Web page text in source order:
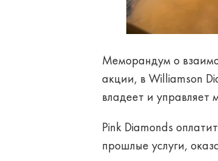
Меморандум о
акции, в Williamson
владеет и
Pink Diamonds
прошлые услуги,